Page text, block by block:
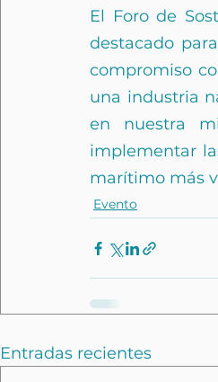
El Foro de
destacado
compromiso
una industria
en nuestra
implementar
marítimo más
Evento
Entradas recientes